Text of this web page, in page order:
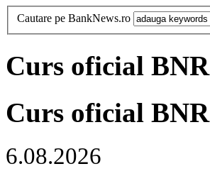
Cautare pe BankNews.ro
Curs oficial BNR
Curs oficial BNR
6.08.2026